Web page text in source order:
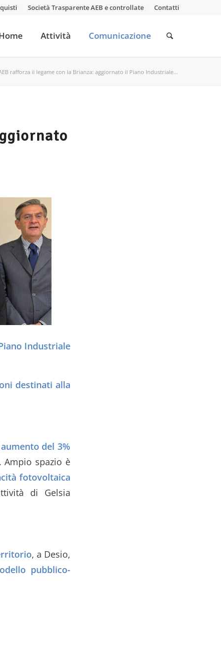
Società Trasparente AEB e controllate Contatti
Attività Comunicazione
rafforza il legame con la Brianza: aggiornato il Piano Industriale...
Industriale
destinati alla
del 3%
. Ampio spazio è
fotovoltaica
di Gelsia
, a Desio,
pubblico-